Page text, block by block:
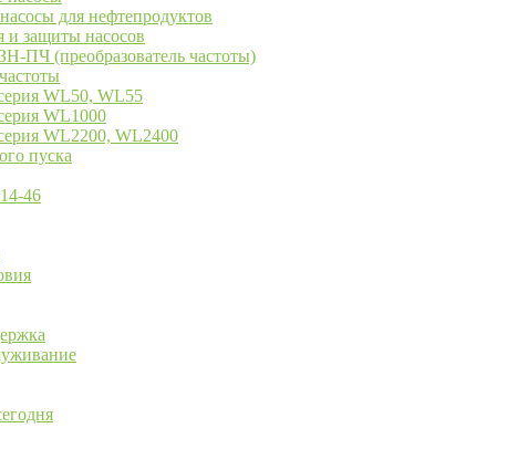
для нефтепродуктов
защиты насосов
ПЧ (преобразователь частоты)
WL50, WL55
WL1000
WL2200, WL2400
пуска
46